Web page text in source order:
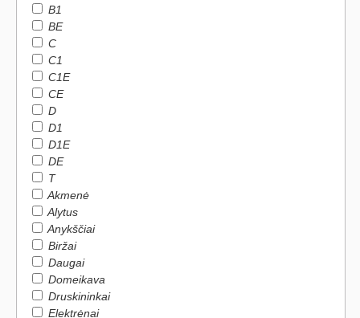
B1
BE
C
C1
C1E
CE
D
D1
D1E
DE
T
Akmenė
Alytus
Anykščiai
Biržai
Daugai
Domeikava
Druskininkai
Elektrėnai